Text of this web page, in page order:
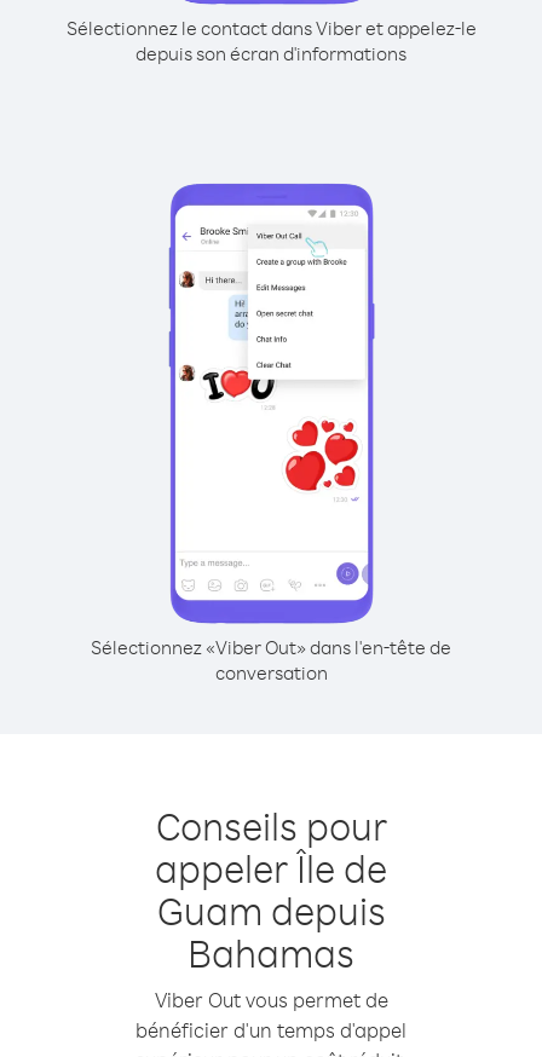
Sélectionnez le contact dans Viber et appelez-le
depuis son écran d'informations
Sélectionnez «Viber Out» dans l'en-tête de
conversation
Conseils pour
appeler Île de
Guam depuis
Bahamas
Viber Out vous permet de
bénéficier d'un temps d'appel